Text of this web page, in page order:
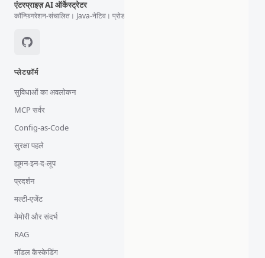
एंटरप्राइज़ AI ऑर्केस्ट्रेटर
कॉन्फ़िगरेशन-संचालित। Java-नेटिव। प्रोडक्शन-तैयार।
प्लेटफ़ॉर्म
सुविधाओं का अवलोकन
MCP सर्वर
Config-as-Code
सुरक्षा पहले
ह्यूमन-इन-द-लूप
प्रदर्शन
मल्टी-एजेंट
मेमोरी और संदर्भ
RAG
मॉडल कैस्केडिंग